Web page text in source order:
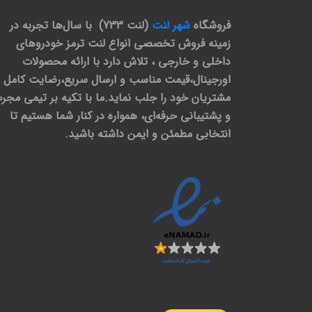
فروشگاه شهر لنت
(لنت 733) با سال‌ها تجربه در
زمینه فروش تخصصی انواع لنت ترمز خودروهای
داخلی و خارجی ، تلاش دارد با ارائه محصولات
اورجینال،قیمت مناسب و ارسال سریع،رضایت کامل
مشتریان خود را جلب نماید.ما با تکیه بر تیمی
و پشتیبانی حرفه‌ای، همواره در کنار شما هستیم تا
انتخابی مطمئن و ایمن داشته باشید.